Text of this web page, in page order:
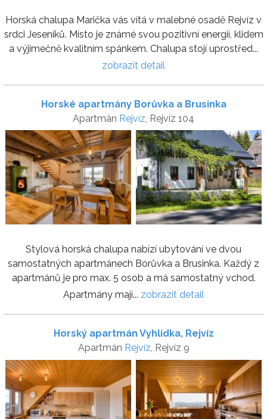
Horská chalupa Marička vás vítá v malebné osadě Rejvíz v
srdci Jeseníků. Místo je známé svou pozitivní energií, klidem
a výjimečně kvalitním spánkem. Chalupa stojí uprostřed...
zobrazit detail
Horské apartmány Borůvka a Brusinka
Apartmán Rejvíz, Rejvíz 104
Stylová horská chalupa nabízí ubytování ve dvou
samostatných apartmánech Borůvka a Brusinka. Každý z
apartmánů je pro max. 5 osob a má samostatný vchod.
Apartmány mají... zobrazit detail
Horský apartmán Vyhlídka, Rejvíz
Apartmán Rejvíz, Rejvíz 9